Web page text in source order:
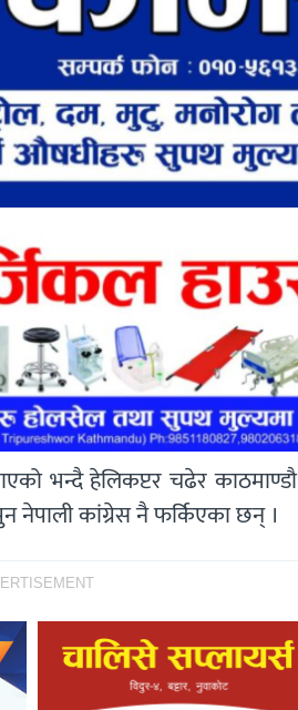
भन्दै हेलिकप्टर चढेर
नेपाली कांग्रेस नै फर्किएका छन् ।